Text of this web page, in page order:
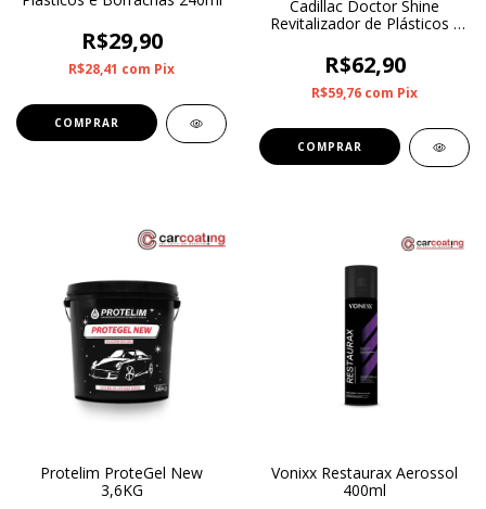
R$29,90
R$28,41 com Pix
Cadillac Doctor Shine
Revitalizador de Plásticos -
R$62,90
R$59,76 com Pix
Protelim ProteGel New
3,6KG
Vonixx Restaurax Aerossol
400ml